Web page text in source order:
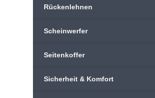
Rückenlehnen
Scheinwerfer
Seitenkoffer
Sicherheit & Komfort